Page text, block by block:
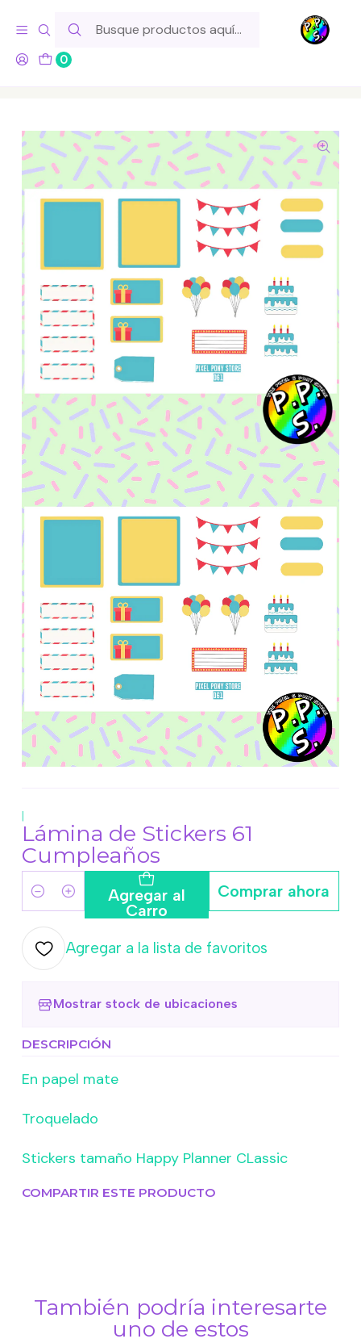
0
Hola! Si tu pedido incluye productos de fabricación propia,
ten en cuenta este tiempo para el despacho
Inicio Lo Hacemos Nosotros
|
Lámina de Stickers 61
Cumpleaños
Cantidad Agregar al
Carro
Comprar ahora
Agregar a la lista de favoritos
Mostrar stock de ubicaciones
DESCRIPCIÓN
En papel mate
Troquelado
Stickers tamaño Happy Planner CLassic
COMPARTIR ESTE PRODUCTO
También podría interesarte
uno de estos